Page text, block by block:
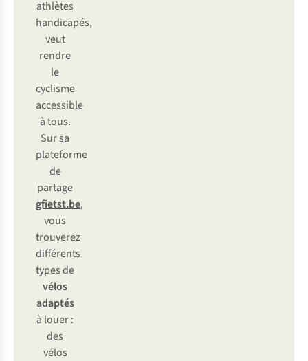
athlètes
handicapés,
veut
rendre
le
cyclisme
accessible
à tous.
Sur sa
plateforme
de
partage
gfietst.be,
vous
trouverez
différents
types de
vélos
adaptés
à louer :
des
vélos